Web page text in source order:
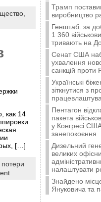
как 14
[…]
потери
Трамп
виробництво
Генштаб: за
1 360
тривають на
Сенат США
ухвалення
санкцій проти
Українські
зіткнутися з
Пентагон
пакета
у Конгресі
занепокоєння
Дизельний
великих
налаштувати
Знайдено
Януковича та